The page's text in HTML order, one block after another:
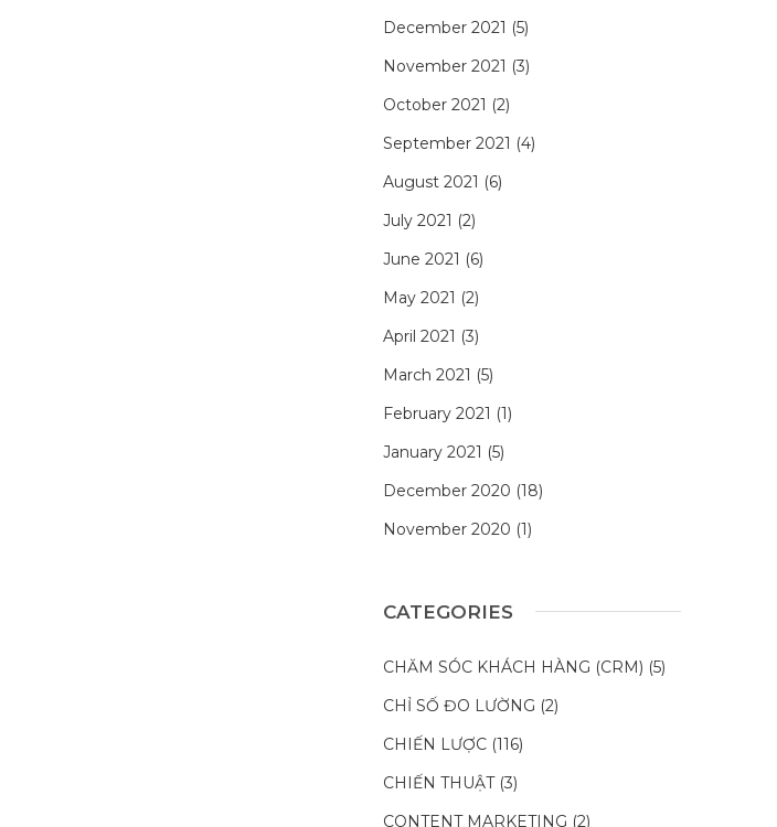
December 2021 (5)
November 2021 (3)
October 2021 (2)
September 2021 (4)
August 2021 (6)
July 2021 (2)
June 2021 (6)
May 2021 (2)
April 2021 (3)
March 2021 (5)
February 2021 (1)
January 2021 (5)
December 2020 (18)
November 2020 (1)
CATEGORIES
CHĂM SÓC KHÁCH HÀNG (CRM) (5)
CHỈ SỐ ĐO LƯỜNG (2)
CHIẾN LƯỢC (116)
CHIẾN THUẬT(3)
CONTENT MARKETING (2)